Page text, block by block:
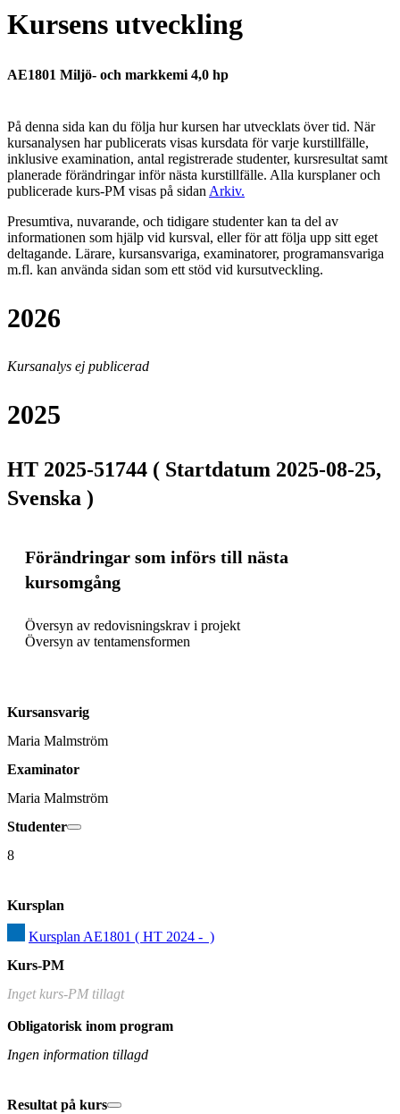
Kursens utveckling
AE1801 Miljö- och markkemi 4,0 hp
På denna sida kan du följa hur kursen har utvecklats över tid. När
kursanalysen har publicerats visas kursdata för varje kurstillfälle,
inklusive examination, antal registrerade studenter, kursresultat samt
planerade förändringar inför nästa kurstillfälle. Alla kursplaner och
publicerade kurs-PM visas på sidan Arkiv.
Presumtiva, nuvarande, och tidigare studenter kan ta del av
informationen som hjälp vid kursval, eller för att följa upp sitt eget
deltagande. Lärare, kursansvariga, examinatorer, programansvariga
m.fl. kan använda sidan som ett stöd vid kursutveckling.
2026
Kursanalys ej publicerad
2025
HT 2025-51744 ( Startdatum 2025-08-25,
Svenska )
Förändringar som införs till nästa
kursomgång
Översyn av redovisningskrav i projekt
Kursansvarig
Maria Malmström
Examinator
Maria Malmström
Studenter
8
Kursplan
Kursplan AE1801 ( HT 2024 -  )
Kurs-PM
Inget kurs-PM tillagt
Obligatorisk inom program
Ingen information tillagd
Resultat på kurs